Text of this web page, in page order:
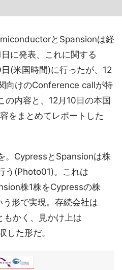
とSpansionは経
に発表、これに関する
(米国時間)に行ったが、12
向けのConference callが特
の内容と、12月10日の本国
をまとめてレポートした
。CypressとSpansionは株
う(Photo01)。これは
株1株をCypressの株
形で実現。存続会社は
かく、見かけ上は
した形だ。